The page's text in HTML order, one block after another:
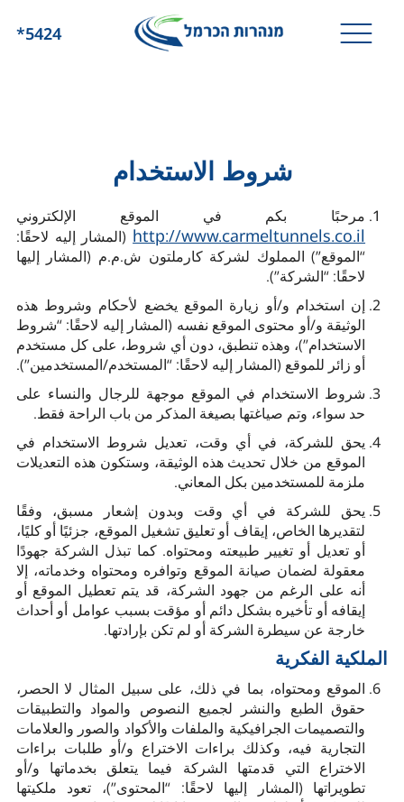
*5424
شروط الاستخدام
مرحبًا بكم في الموقع الإلكتروني
http://www.carmeltunnels.co.il (المشار إليه لاحقًا:
“الموقع”) المملوك لشركة كارملتون ش.م.م (المشار إليها
لاحقًا: “الشركة”).
إن استخدام و/أو زيارة الموقع يخضع لأحكام وشروط هذه
الوثيقة و/أو محتوى الموقع نفسه (المشار إليه لاحقًا: “شروط
الاستخدام”)، وهذه تنطبق، دون أي شروط، على كل مستخدم
أو زائر للموقع (المشار إليه لاحقًا: “المستخدم/المستخدمين”).
شروط الاستخدام في الموقع موجهة للرجال والنساء على
حد سواء، وتم صياغتها بصيغة المذكر من باب الراحة فقط.
يحق للشركة، في أي وقت، تعديل شروط الاستخدام في
الموقع من خلال تحديث هذه الوثيقة، وستكون هذه التعديلات
ملزمة للمستخدمين بكل المعاني.
يحق للشركة في أي وقت وبدون إشعار مسبق، وفقًا
لتقديرها الخاص، إيقاف أو تعليق تشغيل الموقع، جزئيًا أو كليًا،
أو تعديل أو تغيير طبيعته ومحتواه. كما تبذل الشركة جهودًا
معقولة لضمان صيانة الموقع وتوافره ومحتواه وخدماته، إلا
أنه على الرغم من جهود الشركة، قد يتم تعطيل الموقع أو
إيقافه أو تأخيره بشكل دائم أو مؤقت بسبب عوامل أو أحداث
خارجة عن سيطرة الشركة أو لم تكن بإرادتها.
الملكية الفكرية
الموقع ومحتواه، بما في ذلك، على سبيل المثال لا الحصر،
حقوق الطبع والنشر لجميع النصوص والمواد والتطبيقات
والتصميمات الجرافيكية والملفات والأكواد والصور والعلامات
التجارية فيه، وكذلك براءات الاختراع و/أو طلبات براءات
الاختراع التي قدمتها الشركة فيما يتعلق بخدماتها و/أو
تطويراتها (المشار إليها لاحقًا: “المحتوى”)، تعود ملكيتها